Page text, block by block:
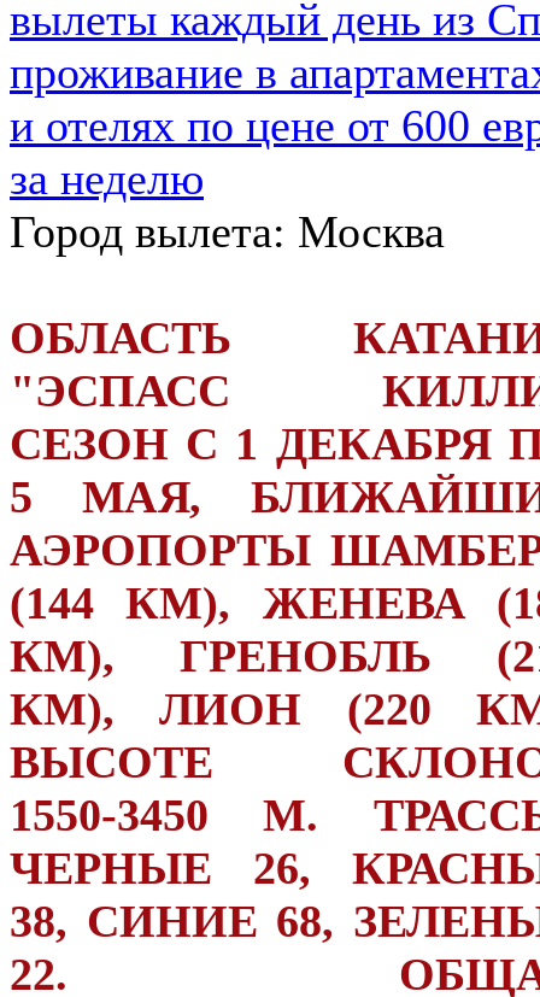
Город вылета: Москва
ОБЛАСТЬ
"ЭСПАСС
СЕЗОН С 1 ДЕКАБРЯ
5 МАЯ,
АЭРОПОРТЫ
(144 КМ), ЖЕНЕВА
КМ), ГРЕНОБЛЬ
КМ), ЛИОН (220
ВЫСОТЕ
1550-3450 М.
ЧЕРНЫЕ 26,
38, СИНИЕ 68,
22.